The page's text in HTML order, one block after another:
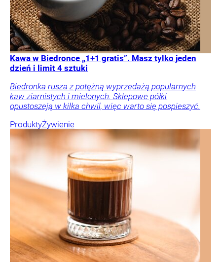
Kawa w Biedronce „1+1 gratis”. Masz tylko jeden
dzień i limit 4 sztuki
Biedronka rusza z potężną wyprzedażą popularnych
kaw ziarnistych i mielonych. Sklepowe półki
opustoszeją w kilka chwil, więc warto się pospieszyć.
ProduktyŻywienie